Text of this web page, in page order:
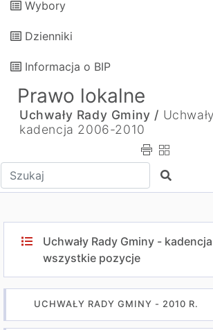
Wybory
Dzienniki
Informacja o BIP
Prawo lokalne
Uchwały Rady Gminy /
kadencja 2006-2010
Wpisz tekst do wyszukania Szukaj
Uchwały Rady Gminy -
wszystkie pozycje
UCHWAŁY RADY GMINY - 2010 R.